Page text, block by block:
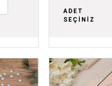
ADET
SEÇİNİZ